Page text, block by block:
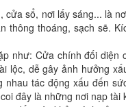
cửa sổ, nơi lấy sáng... là
thông thoáng, sạch sẽ.
như: Cửa chính đối
lộc, dễ gây ảnh hưởng
nhau tác động xấu đến
đây là những nơi nạp